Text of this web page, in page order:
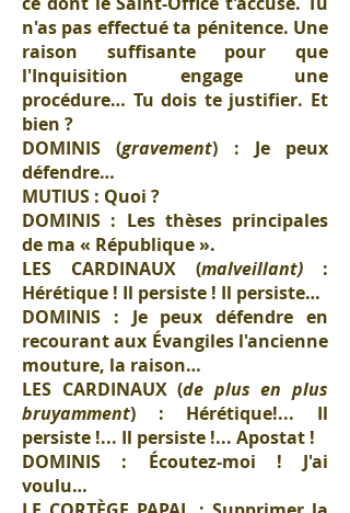
n'as pas effectué ta pénitence. Une
raison suffisante pour que
l'Inquisition engage une
procédure… Tu dois te justifier. Et
bien ?
DOMINIS (gravement) : Je peux
défendre…
MUTIUS : Quoi ?
DOMINIS : Les thèses principales
de ma « République ».
LES CARDINAUX (malveillant) :
Hérétique ! Il persiste ! Il persiste…
DOMINIS : Je peux défendre en
recourant aux Évangiles l'ancienne
mouture, la raison…
LES CARDINAUX (de plus en plus
bruyamment) : Hérétique!... Il
persiste !... Il persiste !... Apostat !
DOMINIS : Écoutez-moi ! J'ai
voulu…